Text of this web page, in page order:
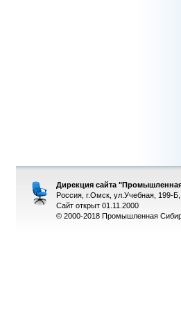
Дирекция сайта
Россия, г.Омск, ул.Учебная, 199-
Сайт открыт 01.11.2000
© 2000-2018 Промышленная